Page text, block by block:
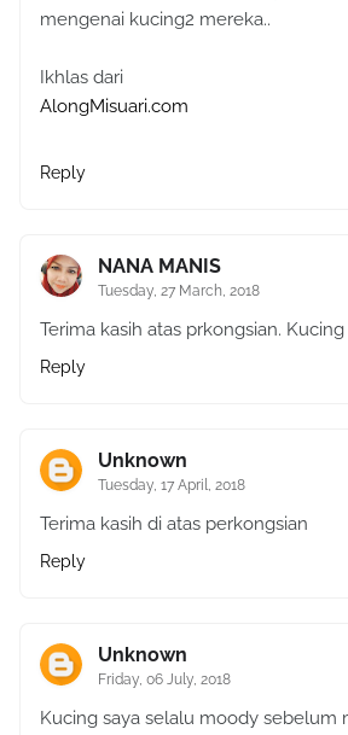
mengenai kucing2 mereka..
Ikhlas dari
AlongMisuari.com
Reply
NANA MANIS
Tuesday, 27 March, 2018
Terima kasih atas prkongsian. Kucing
Reply
Unknown
Tuesday, 17 April, 2018
Terima kasih di atas perkongsian
Reply
Unknown
Friday, 06 July, 2018
Kucing saya selalu moody sebelum